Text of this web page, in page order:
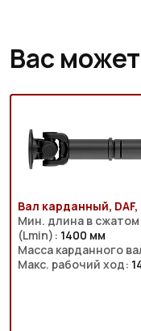
Вас
Вал карданный, DAF,
Мин. длина в
(Lmin): 1400 мм
Масса карданного
Макс. рабочий ход: